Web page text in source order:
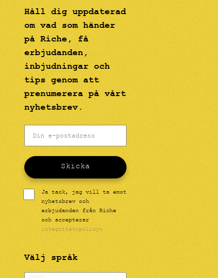
Håll dig uppdaterad
om vad som händer
på Riche, få
erbjudanden,
inbjudningar och
tips genom att
prenumerera på vårt
nyhetsbrev.
Skicka
Ja tack, jag vill ta emot
nyhetsbrev och
erbjudanden från Riche
och accepterar
integritetspolicyn
Välj språk